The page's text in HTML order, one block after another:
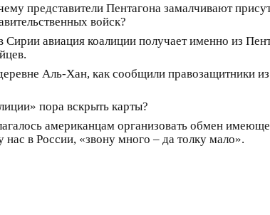
представители Пентагона замалчивают
войск?
авиация коалиции получает именно из
Аль-Хан, как сообщили правозащитники
пора вскрыть карты?
американцам организовать обмен
нас в России, «звону много – да толку мало».